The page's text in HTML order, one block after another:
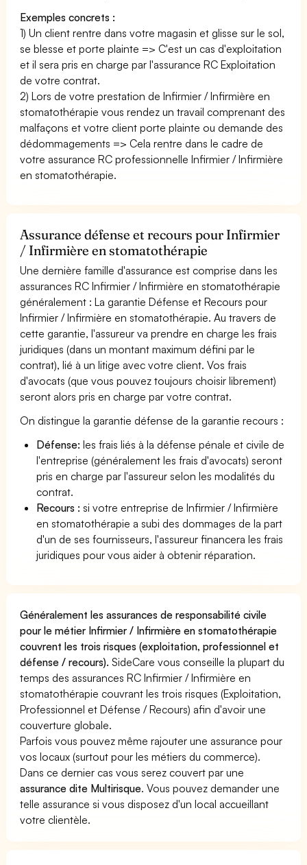
Exemples concrets :
1) Un client rentre dans votre magasin et glisse sur le sol,
se blesse et porte plainte => C'est un cas d'exploitation
et il sera pris en charge par l'assurance RC Exploitation
de votre contrat.
2) Lors de votre prestation de Infirmier / Infirmière en
stomatothérapie vous rendez un travail comprenant des
malfaçons et votre client porte plainte ou demande des
dédommagements => Cela rentre dans le cadre de
votre assurance RC professionnelle Infirmier / Infirmière
en stomatothérapie.
Assurance défense et recours pour Infirmier
/ Infirmière en stomatothérapie
Une dernière famille d'assurance est comprise dans les
assurances RC Infirmier / Infirmière en stomatothérapie
généralement : La garantie Défense et Recours pour
Infirmier / Infirmière en stomatothérapie. Au travers de
cette garantie, l'assureur va prendre en charge les frais
juridiques (dans un montant maximum défini par le
contrat), lié à un litige avec votre client. Vos frais
d'avocats (que vous pouvez toujours choisir librement)
seront alors pris en charge par votre contrat.
On distingue la garantie défense de la garantie recours :
Défense: les frais liés à la défense pénale et civile de
l'entreprise (généralement les frais d'avocats) seront
pris en charge par l'assureur selon les modalités du
contrat.
Recours : si votre entreprise de Infirmier / Infirmière
en stomatothérapie a subi des dommages de la part
d'un de ses fournisseurs, l'assureur financera les frais
juridiques pour vous aider à obtenir réparation.
Généralement les assurances de responsabilité civile
pour le métier Infirmier / Infirmière en stomatothérapie
couvrent les trois risques (exploitation, professionnel et
défense / recours). SideCare vous conseille la plupart du
temps des assurances RC Infirmier / Infirmière en
stomatothérapie couvrant les trois risques (Exploitation,
Professionnel et Défense / Recours) afin d'avoir une
couverture globale.
Parfois vous pouvez même rajouter une assurance pour
vos locaux (surtout pour les métiers du commerce).
Dans ce dernier cas vous serez couvert par une
assurance dite Multirisque. Vous pouvez demander une
telle assurance si vous disposez d'un local accueillant
votre clientèle.